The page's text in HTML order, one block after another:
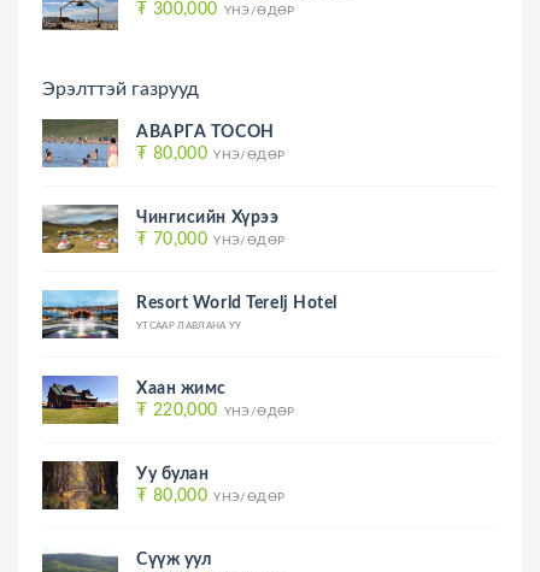
₮ 300,000 ҮНЭ/ӨДӨР
Эрэлттэй газрууд
АВАРГА ТОСОН
₮ 80,000 ҮНЭ/ӨДӨР
Чингисийн Хүрээ
₮ 70,000 ҮНЭ/ӨДӨР
Resort World Terelj Hotel
УТСААР ЛАВЛАНА УУ
Хаан жимс
₮ 220,000 ҮНЭ/ӨДӨР
Уу булан
₮ 80,000 ҮНЭ/ӨДӨР
Сүүж уул